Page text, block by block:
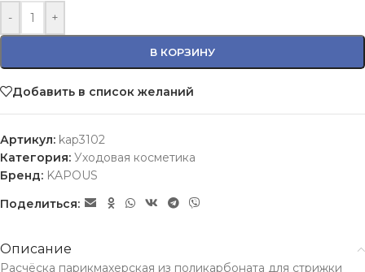
- +
В КОРЗИНУ
Добавить в список желаний
Артикул: kap3102
Категория: Уходовая косметика
Бренд: KAPOUS
Поделиться:
Описание
Расчёска парикмахерская из поликарбоната для стрижки